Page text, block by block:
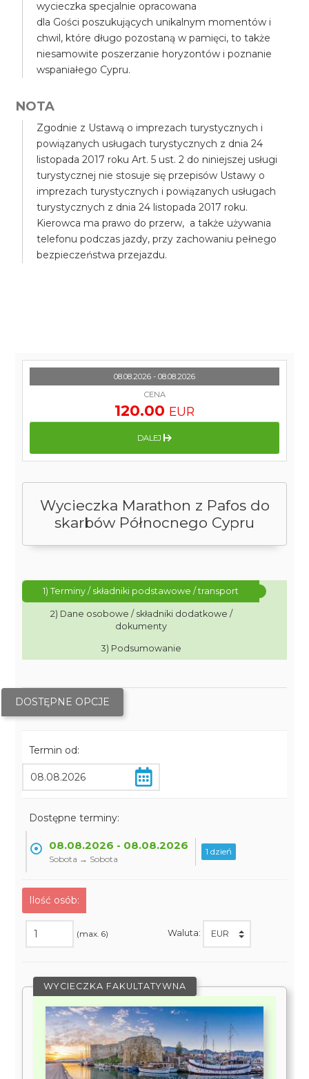
wycieczka specjalnie opracowana
dla Gości poszukujących unikalnym momentów i
chwil, które długo pozostaną w pamięci, to także
niesamowite poszerzanie horyzontów i poznanie
wspaniałego Cypru.
NOTA
Zgodnie z Ustawą o imprezach turystycznych i
powiązanych usługach turystycznych z dnia 24
listopada 2017 roku Art. 5 ust. 2 do niniejszej usługi
turystycznej nie stosuje się przepisów Ustawy o
imprezach turystycznych i powiązanych usługach
turystycznych z dnia 24 listopada 2017 roku.
Kierowca ma prawo do przerw, a także używania
telefonu podczas jazdy, przy zachowaniu pełnego
bezpieczeństwa przejazdu.
Wycieczka Marathon z Pafos do
skarbów Północnego Cypru
1) Terminy / składniki podstawowe / transport
2) Dane osobowe / składniki dodatkowe /
dokumenty
3) Podsumowanie
DOSTĘPNE OPCJE
Termin od:
Dostępne terminy:
08.08.2026 - 08.08.2026
Sobota → Sobota
1 dzień
Ilość osób:
(max. 6) Waluta:
WYCIECZKA FAKULTATYWNA
08.08.2026 - 08.08.2026
CENA
120.00 EUR
DALEJ